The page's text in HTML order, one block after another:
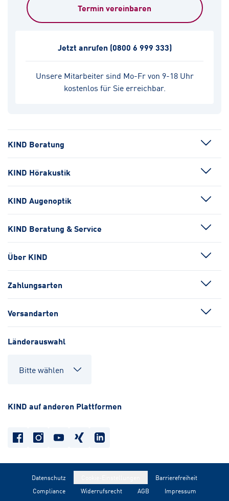
Termin vereinbaren
Unsere Mitarbeiter sind Mo-Fr von 9-18 Uhr
kostenlos für Sie erreichbar.
Jetzt anrufen (0800 6 999 333)
KIND Beratung
KIND Hörakustik
KIND Augenoptik
KIND Beratung & Service
Über KIND
Zahlungsarten
Versandarten
Länderauswahl
KIND auf anderen Plattformen
Datenschutz
Barrierefreiheit
Compliance
Widerrufsrecht AGB Impressum